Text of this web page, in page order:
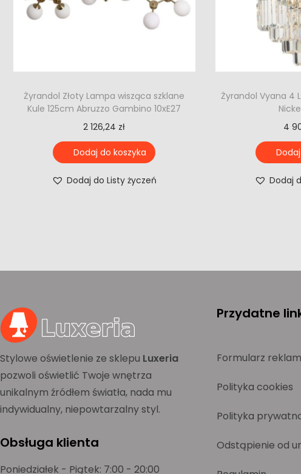
Żyrandol Złoty Lampa wisząca szklane
Kule 125cm Abruzzo Gambino 10xE27
2 126,24 zł
Dodaj do koszyka
Dodaj do Listy życzeń
Żyrandol Vyana 4
4
Dodaj
Stylowe oświetlenie ze sklepu Luxeria
pozwoli oświetlić Twoje wnętrza
unikalnym źródłem światła, nada mu
indywidualny, niepowtarzalny styl.
Obsługa klienta
Poniedziałek - Piątek: 7:00 - 20:00
Przydatne
Formularz
Polityka cookies
Polityka
Odstąpienie od